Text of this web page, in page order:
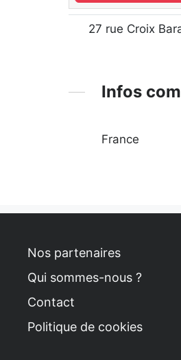
27 rue Croix
Infos
France
Nos partenaires
Qui sommes-nous ?
Contact
Politique de cookies